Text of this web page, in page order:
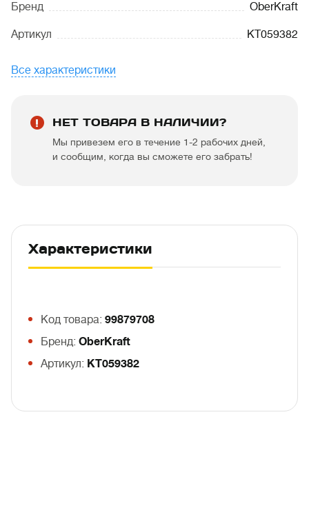
Бренд OberKraft
Артикул KT059382
Все характеристики
НЕТ ТОВАРА В НАЛИЧИИ?
Мы привезем его в течение 1-2 рабочих дней,
и сообщим, когда вы сможете его забрать!
Характеристики
Код товара: 99879708
Бренд: OberKraft
Артикул: KT059382